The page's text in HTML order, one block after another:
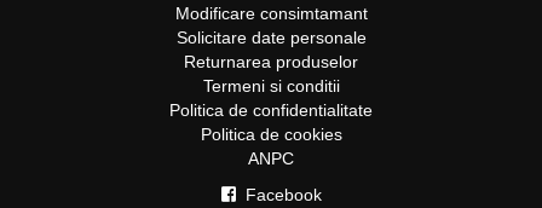
Modificare consimtamant
Solicitare date personale
Returnarea produselor
Termeni si conditii
Politica de confidentialitate
Politica de cookies
ANPC
Facebook